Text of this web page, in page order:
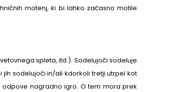
motenj, ki bi lahko začasno motile
spleta, itd.). Sodelujoči sodeluje
sodelujoči in/ali kdorkoli tretji utrpel kot
nagradno igro. O tem mora prek